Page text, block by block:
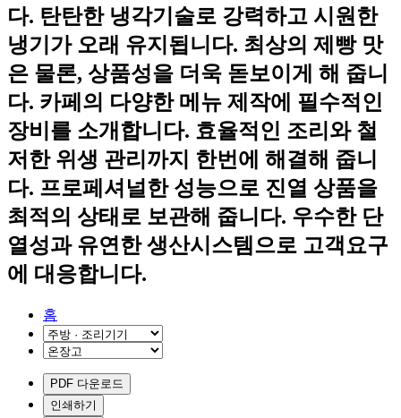
다. 탄탄한 냉각기술로 강력하고 시원한
냉기가 오래 유지됩니다. 최상의 제빵 맛
은 물론, 상품성을 더욱 돋보이게 해 줍니
다. 카페의 다양한 메뉴 제작에 필수적인
장비를 소개합니다. 효율적인 조리와 철
저한 위생 관리까지 한번에 해결해 줍니
다. 프로페셔널한 성능으로 진열 상품을
최적의 상태로 보관해 줍니다. 우수한 단
열성과 유연한 생산시스템으로 고객요구
에 대응합니다.
홈
PDF 다운로드
인쇄하기